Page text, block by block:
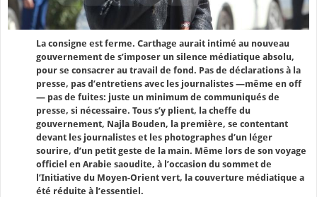
La consigne est ferme. Carthage aurait intimé au nouveau
gouvernement de s’imposer un silence médiatique absolu,
pour se consacrer au travail de fond. Pas de déclarations à la
presse, pas d’entretiens avec les journalistes —même en off
— pas de fuites: juste un minimum de communiqués de
presse, si nécessaire. Tous s’y plient, la cheffe du
gouvernement, Najla Bouden, la première, se contentant
devant les journalistes et les photographes d’un léger
sourire, d’un petit geste de la main. Même lors de son voyage
officiel en Arabie saoudite, à l’occasion du sommet de
l’Initiative du Moyen-Orient vert, la couverture médiatique a
été réduite à l’essentiel.